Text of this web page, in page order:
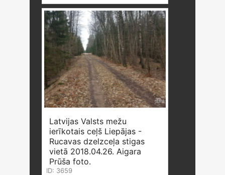
Latvijas Valsts mežu
ierīkotais ceļš Liepājas -
Rucavas dzelzceļa stigas
vietā 2018.04.26. Aigara
Prūša foto.
ID: 3659